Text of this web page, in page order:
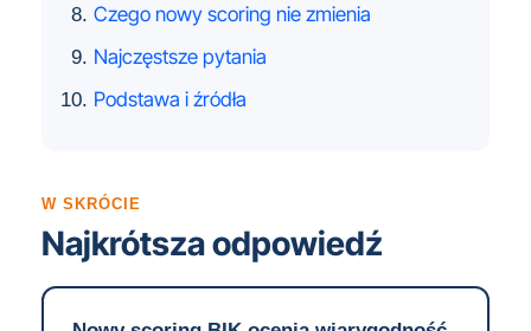
Czego nowy scoring nie zmienia
Najczęstsze pytania
Podstawa i źródła
W SKRÓCIE
Najkrótsza odpowiedź